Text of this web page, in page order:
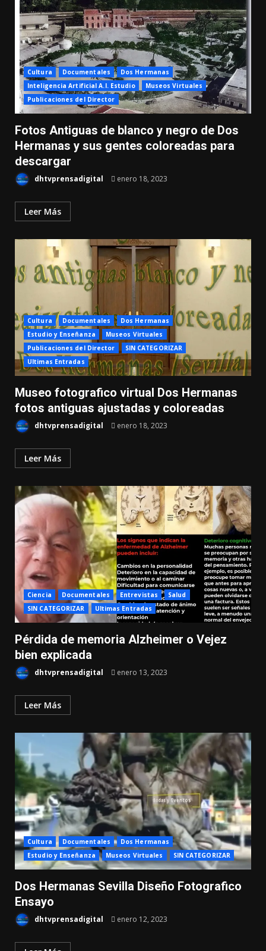
Cultura Documentales
Dos Hermanas
Inteligencia Artificial A.I. Estudio
Museos Virtuales
Publicaciones del Director
Fotos Antiguas de blanco y negro de Dos
Hermanas y sus gentes coloreadas para
descargar
dhtvprensadigital enero 18, 2023
Leer Más
Cultura Documentales
Dos Hermanas
Estudio y Enseñanza
Museos Virtuales
Publicaciones del Director
SIN CATEGORIZAR
Ultimas Entradas
Museo fotografico virtual Dos Hermanas
fotos antiguas ajustadas y coloreadas
dhtvprensadigital enero 18, 2023
Leer Más
Ciencia Documentales Entrevistas
Salud
SIN CATEGORIZAR
Ultimas Entradas
Pérdida de memoria Alzheimer o Vejez
bien explicada
dhtvprensadigital enero 13, 2023
Leer Más
Cultura Documentales
Dos Hermanas
Estudio y Enseñanza
Museos Virtuales SIN CATEGORIZAR
Dos Hermanas Sevilla Diseño Fotografico
Ensayo
dhtvprensadigital enero 12, 2023